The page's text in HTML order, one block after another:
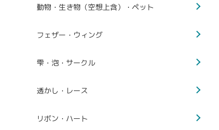
動物・生き物（空想上含）・ペット
フェザー・ウィング
雫・泡・サークル
透かし・レース
リボン・ハート